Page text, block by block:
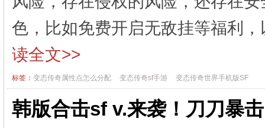
色，比如免费开启无敌挂等福利
读全文>>
标签： 变态传奇属性点怎么分配 变态传奇sf手游 变态传奇世界手机版SF
韩版合击sf v.来袭！刀刀暴